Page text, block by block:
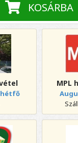
KOSÁRBA
hétfő
MPL